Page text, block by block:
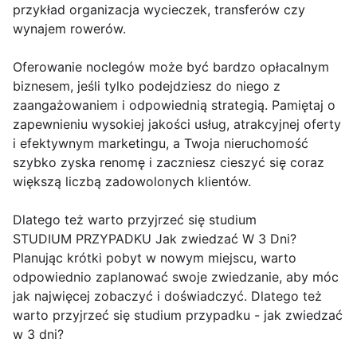
przykład organizacja wycieczek, transferów czy
wynajem rowerów.
Oferowanie noclegów może być bardzo opłacalnym
biznesem, jeśli tylko podejdziesz do niego z
zaangażowaniem i odpowiednią strategią. Pamiętaj o
zapewnieniu wysokiej jakości usług, atrakcyjnej oferty
i efektywnym marketingu, a Twoja nieruchomość
szybko zyska renomę i zaczniesz cieszyć się coraz
większą liczbą zadowolonych klientów.
Dlatego też warto przyjrzeć się studium
STUDIUM PRZYPADKU Jak zwiedzać W 3 Dni?
Planując krótki pobyt w nowym miejscu, warto
odpowiednio zaplanować swoje zwiedzanie, aby móc
jak najwięcej zobaczyć i doświadczyć. Dlatego też
warto przyjrzeć się studium przypadku - jak zwiedzać
w 3 dni?